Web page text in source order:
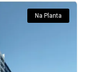
Na Planta